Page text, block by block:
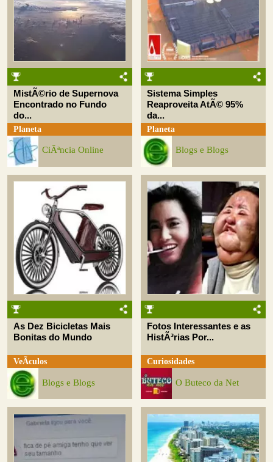
MistÃ©rio de Supernova
Encontrado no Fundo
do...
Planeta
CiÃªncia Online
Sistema Simples
Reaproveita AtÃ© 95%
da...
Planeta
Blogs e Blogs
As Dez Bicicletas Mais
Bonitas do Mundo
VeÃ­culos
Blogs e Blogs
Fotos Interessantes e as
HistÃ³rias Por...
Curiosidades
O Buteco da Net